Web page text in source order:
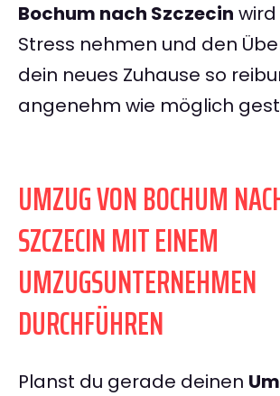
Bochum nach Szczecin
Stress nehmen und den
dein neues Zuhause so
angenehm wie möglich
UMZUG VON BOCHUM
SZCZECIN MIT EINEM
UMZUGSUNTERNEHMEN
DURCHFÜHREN
Planst du gerade deinen